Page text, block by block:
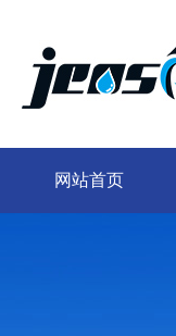
网站首页